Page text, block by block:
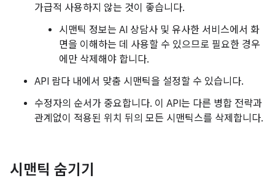
가급적 사용하지 않는 것이 좋습니다.
시맨틱 정보는 AI 상담사 및 유사한 서비스에서 화
면을 이해하는 데 사용할 수 있으므로 필요한 경우
에만 삭제해야 합니다.
API 람다 내에서 맞춤 시맨틱을 설정할 수 있습니다.
수정자의 순서가 중요합니다. 이 API는 다른 병합 전략과
관계없이 적용된 위치 뒤의 모든 시맨틱스를 삭제합니다.
시맨틱 숨기기